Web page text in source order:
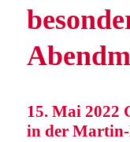
15. Mai 2022
in der